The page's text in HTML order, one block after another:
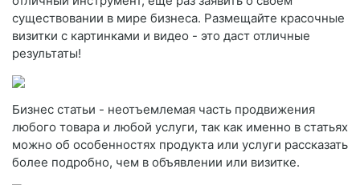
существовании в мире бизнеса. Размещайте красочные
визитки с картинками и видео - это даст отличные
результаты!
Бизнес статьи - неотъемлемая часть продвижения
любого товара и любой услуги, так как именно в статьях
можно об особенностях продукта или услуги рассказать
более подробно, чем в объявлении или визитке.